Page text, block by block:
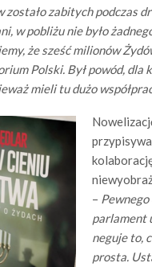
zostało zabitych podczas
w pobliżu nie było
że sześć milionów
Polski. Był powód,
mieli tu dużo
–
parlament
neguje to,
prosta.